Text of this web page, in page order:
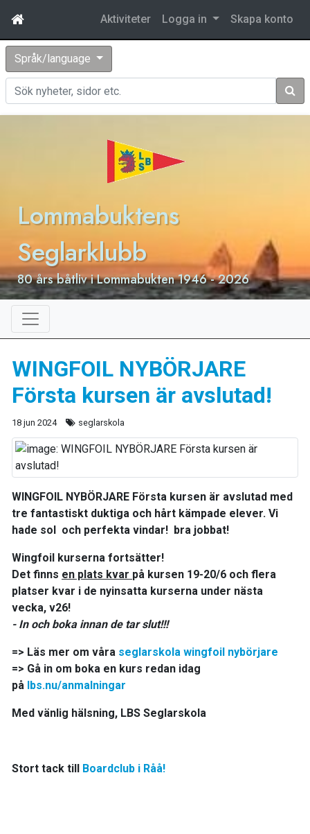
Aktiviteter Logga in Skapa konto
Språk/language
Sök
Lommabuktens
Seglarklubb
80 års båtliv i Lommabukten 1946 - 2026
WINGFOIL NYBÖRJARE
Första kursen är avslutad!
18 jun 2024 seglarskola
WINGFOIL NYBÖRJARE Första kursen är avslutad med
tre fantastiskt duktiga och hårt kämpade elever. Vi
hade sol och perfekta vindar! bra jobbat!
Wingfoil kurserna fortsätter!
Det finns en plats kvar på kursen 19-20/6 och flera
platser kvar i de nyinsatta kurserna under nästa
vecka, v26!
- In och boka innan de tar slut!!!
=> Läs mer om våra seglarskola wingfoil nybörjare
=> Gå in om boka en kurs redan idag
på lbs.nu/anmalningar
Med vänlig hälsning, LBS Seglarskola
Stort tack till Boardclub i Råå!